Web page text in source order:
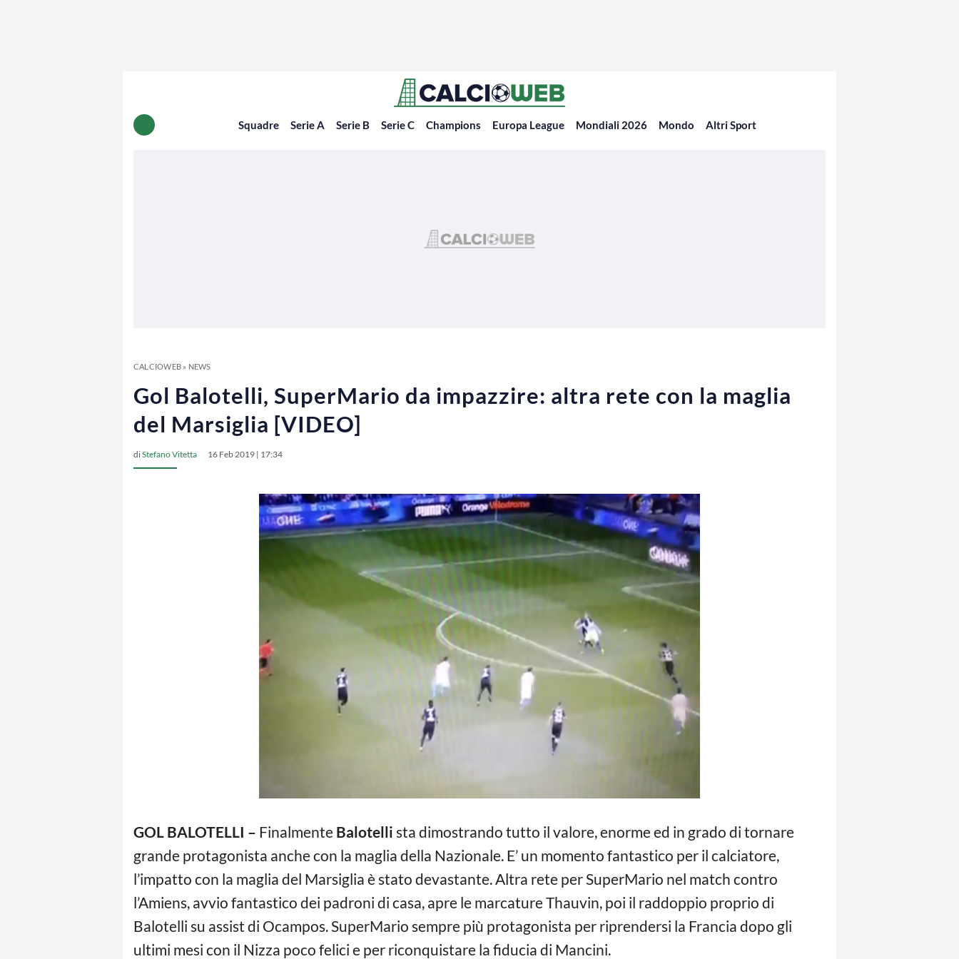
Squadre Serie A Serie B Serie C Champions Europa League Mondiali 2026 Mondo Altri Sport
CALCIOWEB» NEWS
Gol Balotelli, SuperMario da impazzire: altra rete con la maglia
del Marsiglia [VIDEO]
diStefano Vitetta 16 Feb 2019 | 17:34
GOL BALOTELLI – Finalmente Balotelli sta dimostrando tutto il valore, enorme ed in grado di tornare
grande protagonista anche con la maglia della Nazionale. E’ un momento fantastico per il calciatore,
l’impatto con la maglia del Marsiglia è stato devastante. Altra rete per SuperMario nel match contro
l’Amiens, avvio fantastico dei padroni di casa, apre le marcature Thauvin, poi il raddoppio proprio di
Balotelli su assist di Ocampos. SuperMario sempre più protagonista per riprendersi la Francia dopo gli
ultimi mesi con il Nizza poco felici e per riconquistare la fiducia di Mancini.